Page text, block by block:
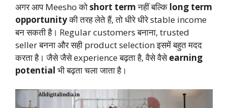
अगर आप Meesho कोshort termनहीं बल्कि long term
opportunityकी तरह लेते हैं, तो धीरे धीरे stable income
बन सकती है। Regular customers बनाना, trusted
seller बनना और सही product selection इसमें बहुत मदद
करता है। जैसे जैसे experience बढ़ता है, वैसे वैसेearning
potential भी बढ़ता चला जाता है।